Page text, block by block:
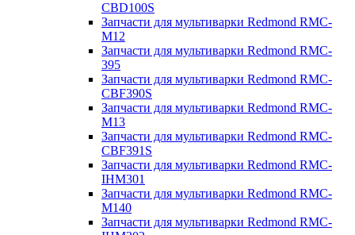
CBD100S
Запчасти для мультиварки Redmond RMC-
M12
Запчасти для мультиварки Redmond RMC-
395
Запчасти для мультиварки Redmond RMC-
CBF390S
Запчасти для мультиварки Redmond RMC-
M13
Запчасти для мультиварки Redmond RMC-
CBF391S
Запчасти для мультиварки Redmond RMC-
IHM301
Запчасти для мультиварки Redmond RMC-
M140
Запчасти для мультиварки Redmond RMC-